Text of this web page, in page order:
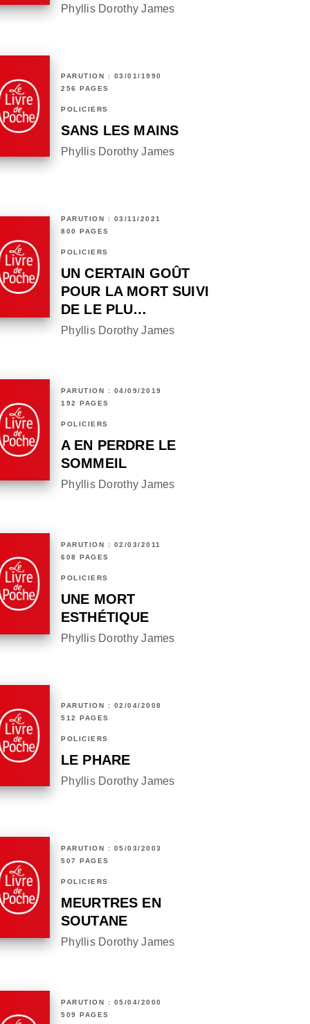
Phyllis Dorothy James
PARUTION : 03/01/1990
256 PAGES
POLICIERS
SANS LES MAINS
Phyllis Dorothy James
PARUTION : 03/11/2021
800 PAGES
POLICIERS
UN CERTAIN GOÛT
POUR LA MORT SUIVI
DE LE PLU…
Phyllis Dorothy James
PARUTION : 04/09/2019
192 PAGES
POLICIERS
A EN PERDRE LE
SOMMEIL
Phyllis Dorothy James
PARUTION : 02/03/2011
608 PAGES
POLICIERS
UNE MORT
ESTHÉTIQUE
Phyllis Dorothy James
PARUTION : 02/04/2008
512 PAGES
POLICIERS
LE PHARE
Phyllis Dorothy James
PARUTION : 05/03/2003
507 PAGES
POLICIERS
MEURTRES EN
SOUTANE
Phyllis Dorothy James
PARUTION : 05/04/2000
509 PAGES